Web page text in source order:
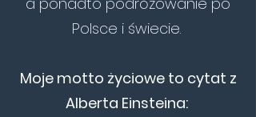
Polsce i świecie.
Moje motto życiowe to cytat z
Alberta Einsteina: